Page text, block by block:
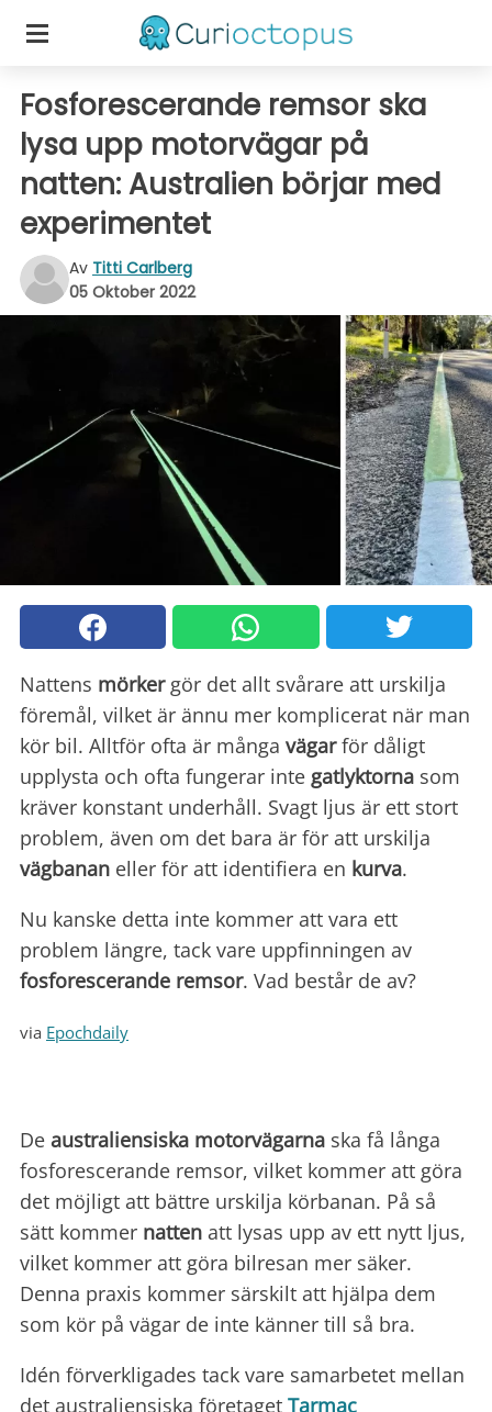
Fosforescerande remsor ska
lysa upp motorvägar på
natten: Australien börjar med
experimentet
Av Titti Carlberg
05 Oktober 2022
Nattens mörkergör det allt svårare att urskilja
föremål, vilket är ännu mer komplicerat när man
kör bil. Alltför ofta är många vägarför dåligt
upplysta och ofta fungerar inte gatlyktorna som
kräver konstant underhåll. Svagt ljus är ett stort
problem, även om det bara är för att urskilja
vägbanan eller för att identifiera en kurva.
Nu kanske detta inte kommer att vara ett
problem längre, tack vare uppfinningen av
fosforescerande remsor. Vad består de av?
via Epochdaily
De australiensiska motorvägarna ska få långa
fosforescerande remsor, vilket kommer att göra
det möjligt att bättre urskilja körbanan. På så
sätt kommer natten att lysas upp av ett nytt ljus,
vilket kommer att göra bilresan mer säker.
Denna praxis kommer särskilt att hjälpa dem
som kör på vägar de inte känner till så bra.
Idén förverkligades tack vare samarbetet mellan
det australiensiska företaget Tarmac